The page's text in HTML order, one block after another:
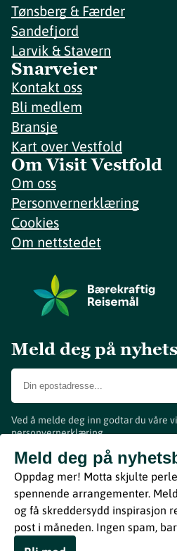
Tønsberg & Færder
Sandefjord
Larvik & Stavern
Snarveier
Kontakt oss
Bli medlem
Bransje
Kart over Vestfold
Om Visit Vestfold
Om oss
Personvernerklæring
Cookies
Om nettstedet
Meld deg på
Ved å melde deg inn godtar du våre
personvernerklæring.
Meld deg på
Oppdag mer! Motta skjulte
spennende arrangementer.
og få skreddersydd inspirasjon
post i måneden. Ingen spam,
www.visitvestfold.com
Turistinformasjon
Vestfold Fylkeskommune
ByBreakfast